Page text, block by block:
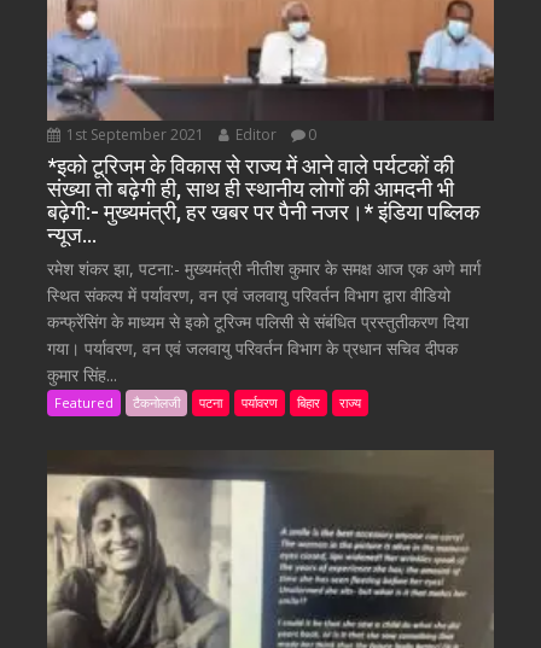
1st September 2021 Editor 0
*इको टूरिजम के विकास से राज्य में आने वाले पर्यटकों की
संख्या तो बढ़ेगी ही, साथ ही स्थानीय लोगों की आमदनी भी
बढ़ेगी:- मुख्यमंत्री, हर खबर पर पैनी नजर।* इंडिया पब्लिक
न्यूज…
रमेश शंकर झा, पटना:- मुख्यमंत्री नीतीश कुमार के समक्ष आज एक अणे मार्ग
स्थित संकल्प में पर्यावरण, वन एवं जलवायु परिवर्तन विभाग द्वारा वीडियो
कन्फ्रेंसिंग के माध्यम से इको टूरिज्म पलिसी से संबंधित प्रस्तुतीकरण दिया
गया। पर्यावरण, वन एवं जलवायु परिवर्तन विभाग के प्रधान सचिव दीपक
कुमार सिंह...
Featured टैकनोलजी पटना पर्यावरण बिहार राज्य